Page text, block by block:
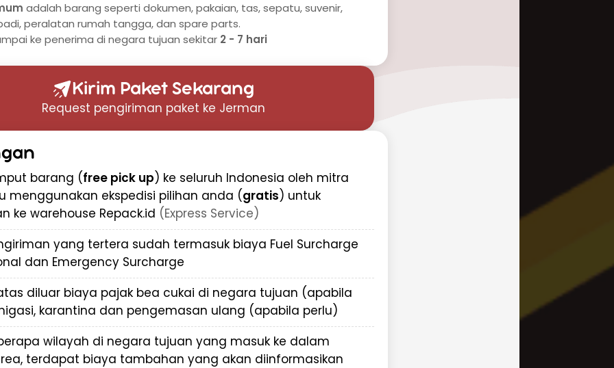
hingga ke alamat tujuan.
buru, pengiriman via laut juga
meskipun
30-45 hari.
Jenis Barang
dokumen, tetapi juga
hingga barang
barang, kami menjamin
berjalan dengan lancar dan
Jerman dengan
cara kirim paket murah ke
layanan udara
atau layanan laut (sea
lebih ekonomis, terutama
dari 150 kg.
adalah barang seperti dokumen, pakaian, tas, sepatu, suvenir,
peralatan rumah tangga, dan spare parts.
ke penerima di negara tujuan sekitar 2 - 7 hari
Kirim Paket Sekarang
Request pengiriman paket ke Jerman
barang (free pick up) ke seluruh Indonesia oleh mitra
menggunakan ekspedisi pilihan anda (gratis) untuk
ke warehouse Repack.id (Express Service)
yang tertera sudah termasuk biaya Fuel Surcharge
dan Emergency Surcharge
diluar biaya pajak bea cukai di negara tujuan (apabila
karantina dan pengemasan ulang (apabila perlu)
wilayah di negara tujuan yang masuk ke dalam
terdapat biaya tambahan yang akan diinformasikan